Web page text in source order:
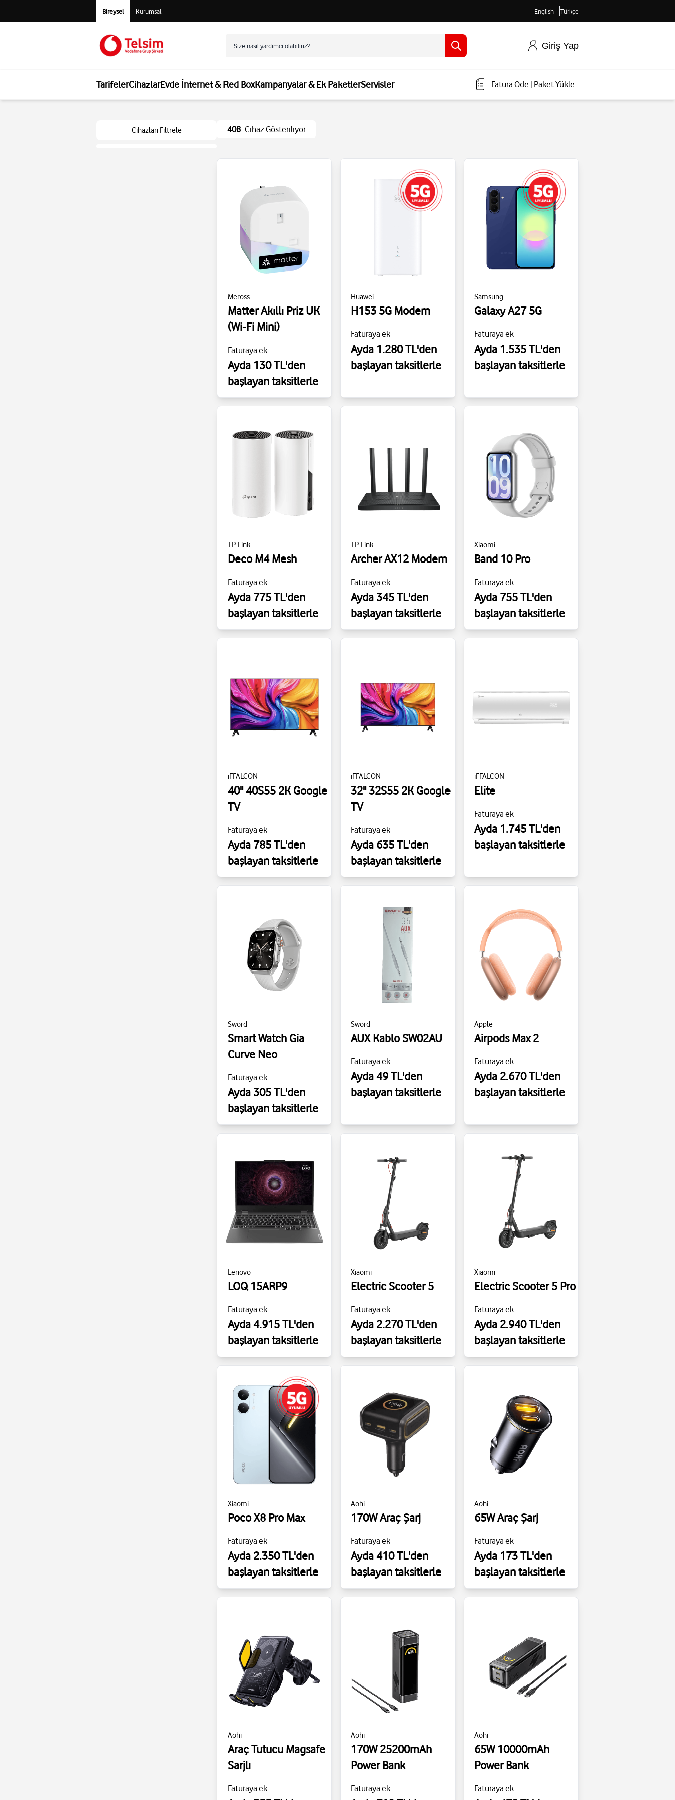
Bireysel Kurumsal English Türkçe
Giriş Yap
TarifelerCihazlarEvde İnternet & Red BoxKampanyalar & Ek PaketlerServisler Fatura Öde Paket Yükle
Cihazları Filtrele 408 Cihaz Gösteriliyor
Meross
Matter Akıllı Priz UK
(Wi‑Fi Mini)
Faturaya ek
Ayda 130 TL'den
başlayan taksitlerle
Huawei
H153 5G Modem
Faturaya ek
Ayda 1.280 TL'den
başlayan taksitlerle
Samsung
Galaxy A27 5G
Faturaya ek
Ayda 1.535 TL'den
başlayan taksitlerle
TP-Link
Deco M4 Mesh
Faturaya ek
Ayda 775 TL'den
başlayan taksitlerle
TP-Link
Archer AX12 Modem
Faturaya ek
Ayda 345 TL'den
başlayan taksitlerle
Xiaomi
Band 10 Pro
Faturaya ek
Ayda 755 TL'den
başlayan taksitlerle
iFFALCON
40" 40S55 2K Google
TV
Faturaya ek
Ayda 785 TL'den
başlayan taksitlerle
iFFALCON
32" 32S55 2K Google
TV
Faturaya ek
Ayda 635 TL'den
başlayan taksitlerle
iFFALCON
Elite
Faturaya ek
Ayda 1.745 TL'den
başlayan taksitlerle
Sword
Smart Watch Gia
Curve Neo
Faturaya ek
Ayda 305 TL'den
başlayan taksitlerle
Sword
AUX Kablo SW02AU
Faturaya ek
Ayda 49 TL'den
başlayan taksitlerle
Apple
Airpods Max 2
Faturaya ek
Ayda 2.670 TL'den
başlayan taksitlerle
Lenovo
LOQ 15ARP9
Faturaya ek
Ayda 4.915 TL'den
başlayan taksitlerle
Xiaomi
Electric Scooter 5
Faturaya ek
Ayda 2.270 TL'den
başlayan taksitlerle
Xiaomi
Electric Scooter 5 Pro
Faturaya ek
Ayda 2.940 TL'den
başlayan taksitlerle
Xiaomi
Poco X8 Pro Max
Faturaya ek
Ayda 2.350 TL'den
başlayan taksitlerle
Aohi
170W Araç Şarj
Faturaya ek
Ayda 410 TL'den
başlayan taksitlerle
Aohi
65W Araç Şarj
Faturaya ek
Ayda 173 TL'den
başlayan taksitlerle
Aohi
Araç Tutucu Magsafe
Sarjlı
Faturaya ek
Aohi
170W 25200mAh
Power Bank
Faturaya ek
Aohi
65W 10000mAh
Power Bank
Faturaya ek